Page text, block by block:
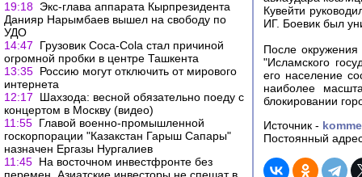
19:18 Экс-глава аппарата Кырпрезидента
Данияр Нарымбаев вышел на свободу по
УДО
14:47
Грузовик Coca-Cola стал причиной
огромной пробки в центре Ташкента
13:35 Россию могут отключить от мирового
интернета
12:17
Шахзода: весной обязательно поеду с
концертом в Москву (видео)
11:55 Главой военно-промышленной
госкорпорации "Казакстан Гарыш Сапары"
назначен Ергазы Нургалиев
11:45 На восточном инвестфронте без
Кувейти
ИГ. Боевик был
После
"Исламского
его население
наиболее
блокировании
Источник -
Постоянный